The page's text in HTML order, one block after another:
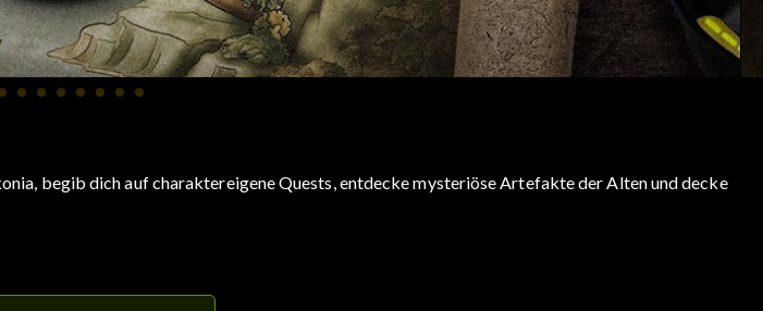
begib dich auf charaktereigene Quests, entdecke mysteriöse Artefakte der Alten und decke